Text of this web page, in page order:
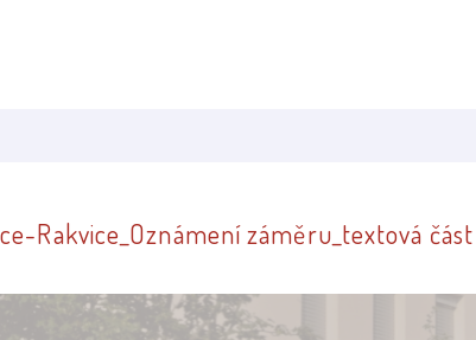
Rakvice_Oznámení záměru_textová část